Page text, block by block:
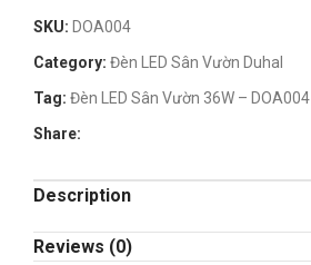
SKU: DOA004
Category: Đèn LED Sân Vườn Duhal
Tag: Đèn LED Sân Vườn 36W – DOA004
Share:
Description
Reviews (0)